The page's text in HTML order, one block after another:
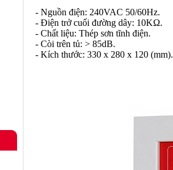
- Nguồn điện: 240VAC 50/60Hz.
- Điện trở cuối đường dây: 10KΩ.
- Chất liệu: Thép sơn tĩnh điện.
- Còi trên tủ: > 85dB.
- Kích thước: 330 x 280 x 120 (mm).